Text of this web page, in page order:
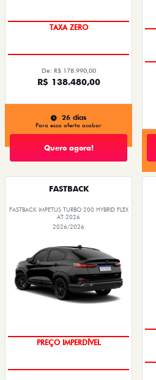
TAXA ZERO
De: R$ 178.990,00
R$ 138.480,00
26 dias
Para essa oferta acabar
Quero agora!
FASTBACK
FASTBACK IMPETUS TURBO 200 HYBRID FLEX
AT 2026
2026/2026
PREÇO IMPERDÍVEL